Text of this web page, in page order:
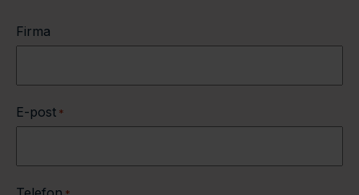
Firma
E-post *